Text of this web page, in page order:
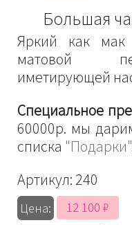
Большая
Яркий как мак
матовой
иметирующей
Специальное
60000р. мы
списка "Подарки"
Артикул: 240
Цена:
12 100 ₽